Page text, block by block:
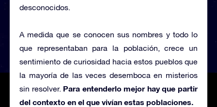
desconocidos.
A medida que se conocen sus nombres y todo lo
que representaban para la población, crece un
sentimiento de curiosidad hacia estos pueblos que
la mayoría de las veces desemboca en misterios
sin resolver. Para entenderlo mejor hay que partir
del contexto en el que vivían estas poblaciones.